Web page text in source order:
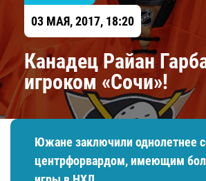
03 МАЯ, 2017, 18:20
Канадец Райан
игроком «Сочи»!
Южане заключили однолетнее
центрфорвардом, имеющим